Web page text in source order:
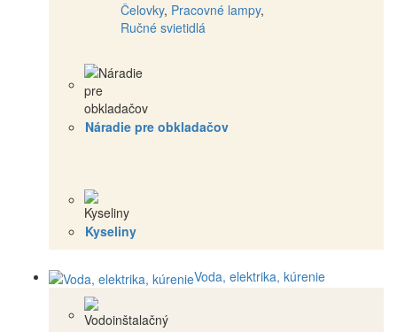
Čelovky, Pracovné lampy,
Ručné svietidlá
Náradie pre obkladačov
Kyseliny
Voda, elektrika, kúrenie